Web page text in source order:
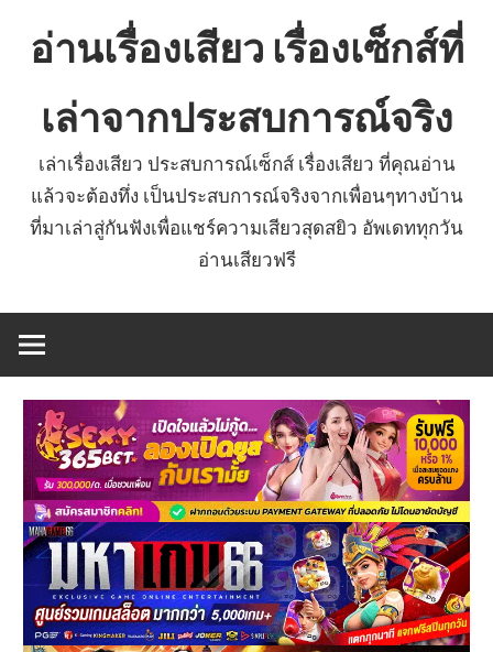
อ่านเรื่องเสียว เรื่องเซ็กส์ที่
เล่าจากประสบการณ์จริง
เล่าเรื่องเสียว ประสบการณ์เซ็กส์ เรื่องเสียว ที่คุณอ่าน
แล้วจะต้องทึ่ง เป็นประสบการณ์จริงจากเพื่อนๆทางบ้าน
ที่มาเล่าสู่กันฟังเพื่อแชร์ความเสียวสุดสยิว อัพเดททุกวัน
อ่านเสียวฟรี